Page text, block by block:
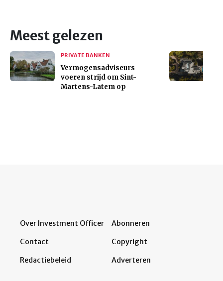
Meest gelezen
PRIVATE BANKEN
Vermogensadviseurs
voeren strijd om Sint-
Martens-Latem op
Over Investment Officer
Contact
Redactiebeleid
Abonneren
Copyright
Adverteren